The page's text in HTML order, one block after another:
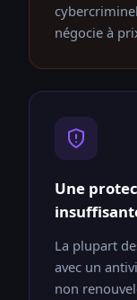
négocie à
Une
La plupart
avec un
non